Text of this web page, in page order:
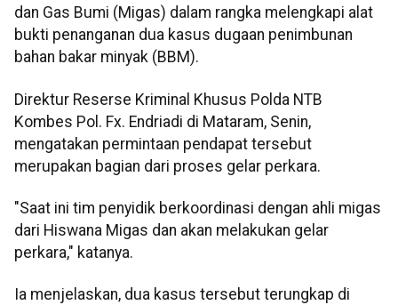
dan Gas Bumi (Migas) dalam rangka melengkapi alat
bukti penanganan dua kasus dugaan penimbunan
bahan bakar minyak (BBM).
Direktur Reserse Kriminal Khusus Polda NTB
Kombes Pol. Fx. Endriadi di Mataram, Senin,
mengatakan permintaan pendapat tersebut
merupakan bagian dari proses gelar perkara.
"Saat ini tim penyidik berkoordinasi dengan ahli migas
dari Hiswana Migas dan akan melakukan gelar
perkara," katanya.
Ia menjelaskan, dua kasus tersebut terungkap di